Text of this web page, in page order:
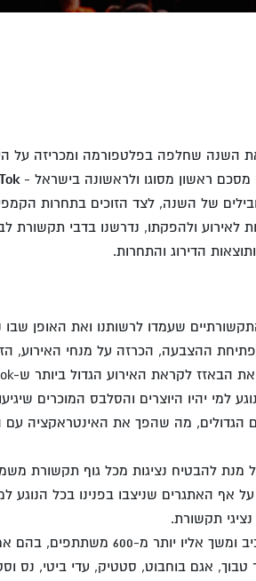
השנה שחלפה בפלטפורמה ומכריזה על
מסכם ראשון מסוגו ולראשונה בישראל -
של השנה, לצד הזוכים בתחרות
לאירוע ולהפקתו, נדרשנו בדבי תקשורת
הדירוג והתחרות.
שעמדו לרשותנו ואת האופן שבו
ההצבעה, הכרזה על מנחי האירוע,
יהיו היוצרים והסלבס המוכרים
הגדולים, מה שהפך את האינטראקציה
מנת להבטיח נציגות מכל גוף תקשורת
אף האתגרים שניצבו בפנינו בכל הנוגע
האירוע עצמו התקיים בנובמבר 2024 במוזיאון ארץ ישראל בתל אביב
טבוך, אגם בוחבוט, סטטיק, עדי ביטי, נס